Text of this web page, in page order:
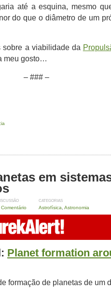
até a esquina, mesmo
do que o diâmetro de um
sobre a viabilidade da
meu gosto…
– ### –
em
Comentário
CATEGORIAS
Astrofísica Astronomia
Planet formation
formação de planetas de um